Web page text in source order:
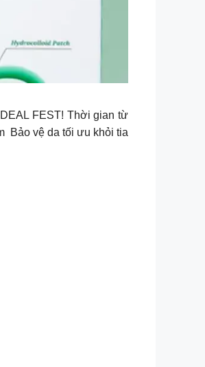
FEST! Thời gian từ
Bảo vệ da tối ưu khỏi tia